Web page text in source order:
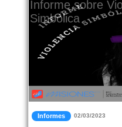
Informe sobre
Simbólica
Informes 02/03/2023